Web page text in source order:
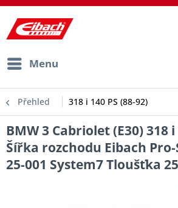
Menu
Přehled 318 i 140 PS (88-92)
BMW 3 Cabriolet (E30) 318 i
Šířka rozchodu Eibach Pro-
25-001 System7 Tloušťka